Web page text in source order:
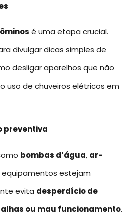
é uma etapa crucial.
divulgar dicas simples de
desligar aparelhos que não
uso de chuveiros elétricos em
preventiva
bombas d’água, ar-
estejam
evita desperdício de
ou mau funcionamento.